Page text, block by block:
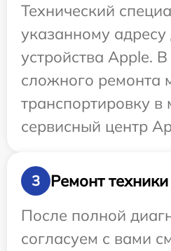
Технический
указанному
устройства Apple.
сложного ремонта
транспортировку в
сервисный центр
3
Ремонт техники
После полной
согласуем с вами